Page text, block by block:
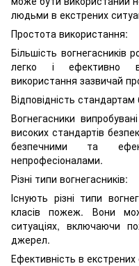
людьми в екстрених
Простота використання:
Більшість вогнегасників
легко і ефективно
використання зазвичай
Відповідність стандартам
Вогнегасники
високих стандартів
безпечними та
непрофесіоналами.
Різні типи вогнегасників:
Існують різні типи
класів пожеж. Вони
ситуаціях, включаючи
джерел.
Ефективність в екстрених